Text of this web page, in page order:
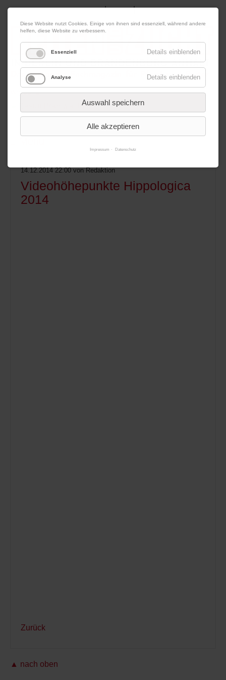
06. August 2026 Impressum|Kontakt|Datenschutz
Werbung
14.12.2014 22:00 von Redaktion
Videohöhepunkte Hippologica
2014
Zurück
▲ nach oben
Diese Website nutzt Cookies. Einige von ihnen sind essenziell, während andere
helfen, diese Website zu verbessern.
Essenziell Details einblenden
Analyse Details einblenden
Auswahl speichern
Alle akzeptieren
Impressum Datenschutz